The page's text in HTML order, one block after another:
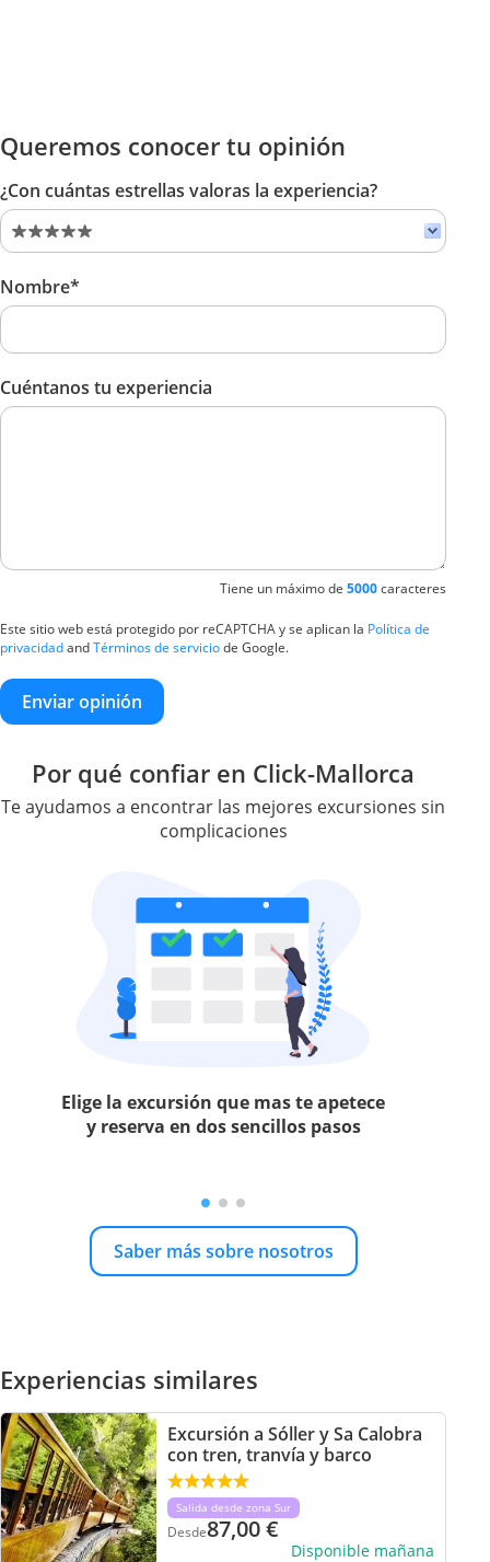
Queremos conocer tu opinión
¿Con cuántas estrellas valoras la experiencia?
Nombre*
Cuéntanos tu experiencia
Tiene un máximo de 5000caracteres
Este sitio web está protegido por reCAPTCHA y se aplican la Política de
privacidadandTérminos de serviciode Google.
Enviar opinión
Por qué confiar en Click-Mallorca
Te ayudamos a encontrar las mejores excursiones sin
complicaciones
Elige la excursión que mas te apetece
y reserva en dos sencillos pasos
Saber más sobre nosotros
Experiencias similares
Excursión a Sóller y Sa Calobra
con tren, tranvía y barco
Salida desde zona Sur
Desde87,00€
Disponible mañana